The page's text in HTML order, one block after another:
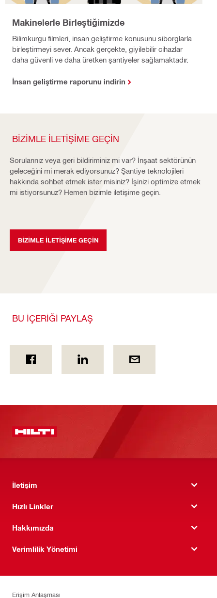
Makinelerle Birleştiğimizde
Bilimkurgu filmleri, insan geliştirme konusunu siborglarla
birleştirmeyi sever. Ancak gerçekte, giyilebilir cihazlar
daha güvenli ve daha üretken şantiyeler sağlamaktadır.
İnsan geliştirme raporunu indirin
BIZIMLE ILETIŞIME GEÇIN
Sorularınız veya geri bildiriminiz mi var? İnşaat sektörünün
geleceğini mi merak ediyorsunuz? Şantiye teknolojileri
hakkında sohbet etmek ister misiniz? İşinizi optimize etmek
mi istiyorsunuz? Hemen bizimle iletişime geçin.
BIZIMLE ILETIŞIME GEÇIN
BU İÇERİĞİ PAYLAŞ
İletişim
Hızlı Linkler
Hakkımızda
Verimlilik Yönetimi
Erişim Anlaşması